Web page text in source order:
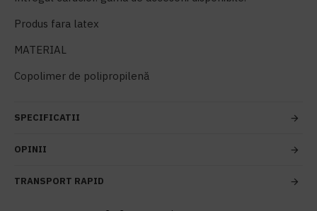
Produs fara latex
MATERIAL
Copolimer de polipropilenă
SPECIFICATII
OPINII
TRANSPORT RAPID